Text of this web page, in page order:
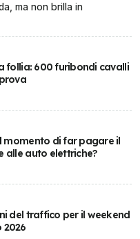
ma non brilla in
follia: 600 furibondi cavalli
momento di far pagare il
alle auto elettriche?
del traffico per il weekend